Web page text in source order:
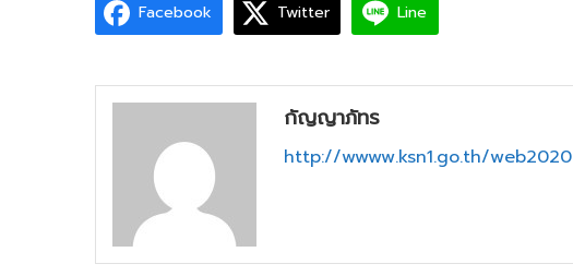
Facebook Twitter Line
กัญญาภัทร
http://wwww.ksn1.go.th/web2020